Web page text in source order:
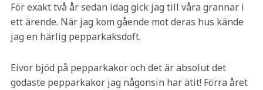
För exakt två år sedan idag gick jag till våra grannar i
ett ärende. När jag kom gående mot deras hus kände
jag en härlig pepparkaksdoft.
Eivor bjöd på pepparkakor och det är absolut det
godaste pepparkakor jag någonsin har ätit! Förra året